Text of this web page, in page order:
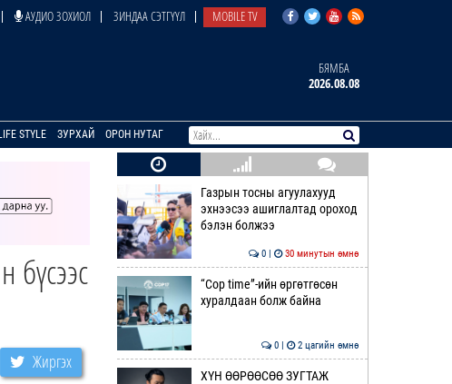
АУДИО ЗОХИОЛ ЗИНДАА СЭТГҮҮЛ MOBILE TV
БЯМБА
2026.08.08
LIFE STYLE ЗУРХАЙ ОРОН НУТАГ
бүсээс
Жиргэх
Газрын тосны агуулахууд
эхнээсээ ашиглалтад ороход
бэлэн болжээ
0 | 30 минутын өмнө
“Cop time”-ийн өргөтгөсөн
хуралдаан болж байна
0 | 2 цагийн өмнө
ХҮН ӨӨРӨӨСӨӨ ЗУГТАЖ